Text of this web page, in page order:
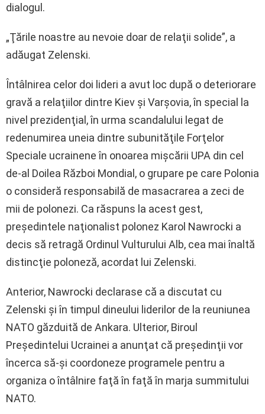
dialogul.
„Ţările noastre au nevoie doar de relaţii solide”, a
adăugat Zelenski.
Întâlnirea celor doi lideri a avut loc după o deteriorare
gravă a relaţiilor dintre Kiev şi Varşovia, în special la
nivel prezidenţial, în urma scandalului legat de
redenumirea uneia dintre subunităţile Forţelor
Speciale ucrainene în onoarea mişcării UPA din cel
de-al Doilea Război Mondial, o grupare pe care Polonia
o consideră responsabilă de masacrarea a zeci de
mii de polonezi. Ca răspuns la acest gest,
preşedintele naţionalist polonez Karol Nawrocki a
decis să retragă Ordinul Vulturului Alb, cea mai înaltă
distincţie poloneză, acordat lui Zelenski.
Anterior, Nawrocki declarase că a discutat cu
Zelenski şi în timpul dineului liderilor de la reuniunea
NATO găzduită de Ankara. Ulterior, Biroul
Preşedintelui Ucrainei a anunţat că preşedinţii vor
încerca să-şi coordoneze programele pentru a
organiza o întâlnire faţă în faţă în marja summitului
NATO.